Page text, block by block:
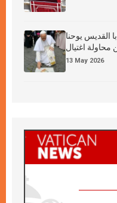
القديس يوحنا
محاولة اغتيال
13 May 2026